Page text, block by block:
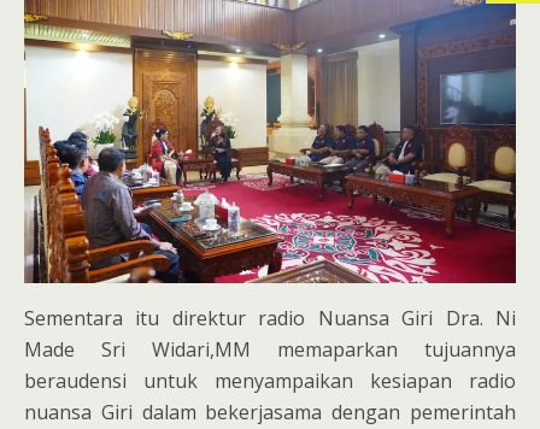
Sementara itu direktur radio Nuansa Giri Dra. Ni
Made Sri Widari,MM memaparkan tujuannya
beraudensi untuk menyampaikan kesiapan radio
nuansa Giri dalam bekerjasama dengan pemerintah